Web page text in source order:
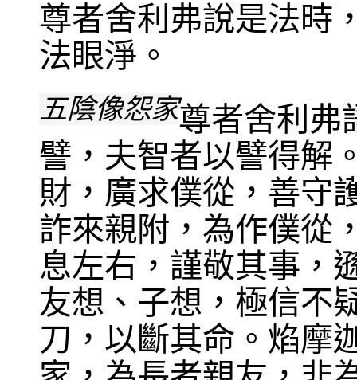
尊者舍利弗說是法時
法眼淨。
五陰像怨家尊者舍利弗
譬，夫智者以譬得解
財，廣求僕從，善守
詐來親附，為作僕從
息左右，謹敬其事，
友想、子想，極信不
刀，以斷其命。焰摩